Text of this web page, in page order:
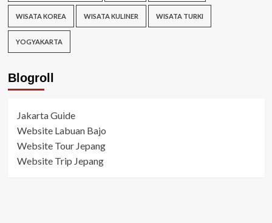
WISATA KOREA WISATA KULINER WISATA TURKI
YOGYAKARTA
Blogroll
Jakarta Guide
Website Labuan Bajo
Website Tour Jepang
Website Trip Jepang